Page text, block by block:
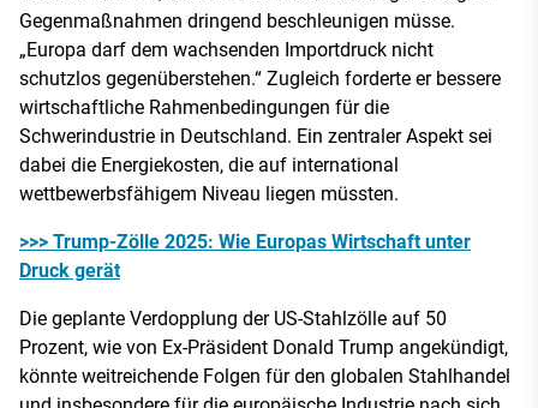
Gegenmaßnahmen dringend beschleunigen müsse.
„Europa darf dem wachsenden Importdruck nicht
schutzlos gegenüberstehen.“ Zugleich forderte er bessere
wirtschaftliche Rahmenbedingungen für die
Schwerindustrie in Deutschland. Ein zentraler Aspekt sei
dabei die Energiekosten, die auf international
wettbewerbsfähigem Niveau liegen müssten.
>>> Trump-Zölle 2025: Wie Europas Wirtschaft unter
Druck gerät
Die geplante Verdopplung der US-Stahlzölle auf 50
Prozent, wie von Ex-Präsident Donald Trump angekündigt,
könnte weitreichende Folgen für den globalen Stahlhandel